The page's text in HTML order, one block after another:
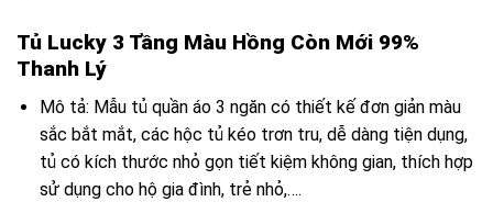
Tủ Lucky 3 Tầng Màu Hồng Còn Mới 99%
Thanh Lý
Mô tả: Mẫu tủ quần áo 3 ngăn có thiết kế đơn giản màu
sắc bắt mắt, các hộc tủ kéo trơn tru, dễ dàng tiện dụng,
tủ có kích thước nhỏ gọn tiết kiệm không gian, thích hợp
sử dụng cho hộ gia đình, trẻ nhỏ,….